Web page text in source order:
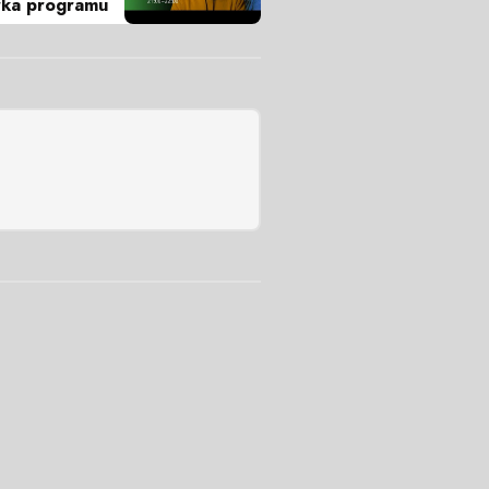
programu